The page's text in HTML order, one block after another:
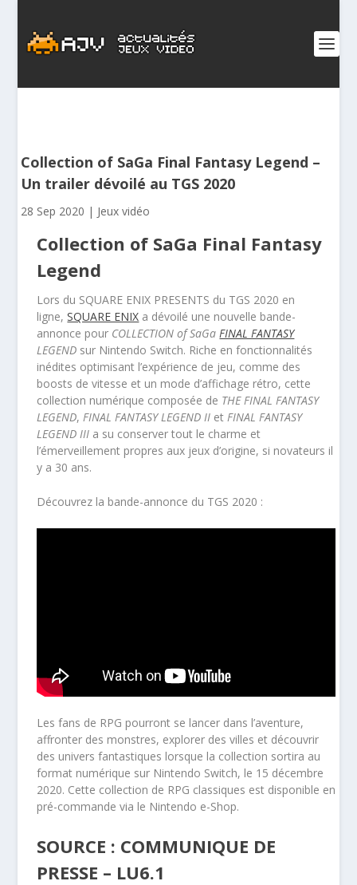
Collection of SaGa Final Fantasy Legend –
Un trailer dévoilé au TGS 2020
28 Sep 2020 | Jeux vidéo
Collection of SaGa Final Fantasy
Legend
Lors du SQUARE ENIX PRESENTS du TGS 2020 en
ligne,SQUARE ENIX a dévoilé une nouvelle bande-
annonce pour COLLECTION of SaGaFINAL FANTASY
LEGEND sur Nintendo Switch. Riche en fonctionnalités
inédites optimisant l’expérience de jeu, comme des
boosts de vitesse et un mode d’affichage rétro, cette
collection numérique composée de THE FINAL FANTASY
LEGEND,FINAL FANTASY LEGEND II etFINAL FANTASY
LEGEND III a su conserver tout le charme et
l’émerveillement propres aux jeux d’origine, si novateurs il
y a 30 ans.
Découvrez la bande-annonce du TGS 2020 :
Les fans de RPG pourront se lancer dans l’aventure,
affronter des monstres, explorer des villes et découvrir
des univers fantastiques lorsque la collection sortira au
format numérique sur Nintendo Switch, le 15 décembre
2020. Cette collection de RPG classiques est disponible en
pré-commande via le Nintendo e-Shop.
SOURCE : COMMUNIQUE DE
PRESSE – LU6.1